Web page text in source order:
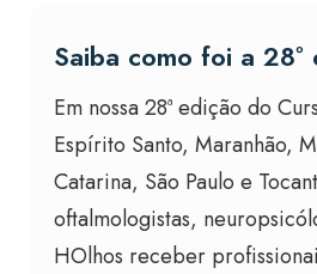
Saiba como foi a
Em nossa 28ª edição do
Espírito Santo, Maranhão,
Catarina, São Paulo e
oftalmologistas,
HOlhos receber